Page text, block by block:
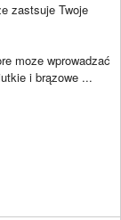
zastsuje Twoje
moze wprowadzać
i brązowe ...